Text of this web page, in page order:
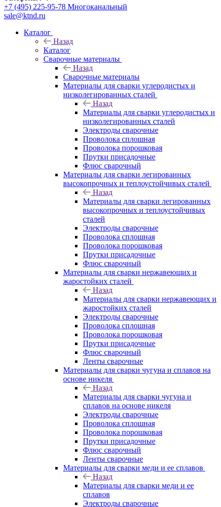
+7 (495) 225-95-78 Многоканальный
sale@ktnd.ru
Каталог
Назад
Каталог
Сварочные материалы
Назад
Сварочные материалы
Материалы для сварки углеродистых и
низколегированных сталей
Назад
Материалы для сварки углеродистых и
низколегированных сталей
Электроды сварочные
Проволока сплошная
Проволока порошковая
Прутки присадочные
Флюс сварочный
Материалы для сварки легированных
высокопрочных и теплоустойчивых сталей
Назад
Материалы для сварки легированных
высокопрочных и теплоустойчивых
сталей
Электроды сварочные
Проволока сплошная
Проволока порошковая
Прутки присадочные
Флюс сварочный
Материалы для сварки нержавеющих и
жаростойких сталей
Назад
Материалы для сварки нержавеющих и
жаростойких сталей
Электроды сварочные
Проволока сплошная
Проволока порошковая
Прутки присадочные
Флюс сварочный
Ленты сварочные
Материалы для сварки чугуна и сплавов на
основе никеля
Назад
Материалы для сварки чугуна и
сплавов на основе никеля
Электроды сварочные
Проволока сплошная
Проволока порошковая
Прутки присадочные
Флюс сварочный
Ленты сварочные
Материалы для сварки меди и ее сплавов
Назад
Материалы для сварки меди и ее
сплавов
Электроды сварочные